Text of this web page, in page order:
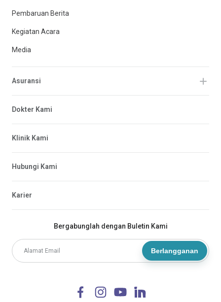
Bergabunglah dengan Buletin Kami
Berlangganan
Pembaruan Berita
Kegiatan Acara
Media
Asuransi
Dokter Kami
Klinik Kami
Hubungi Kami
Karier